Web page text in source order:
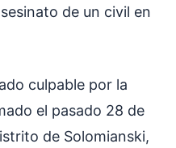
de un civil en
culpable por la
el pasado 28 de
de Solomianski,